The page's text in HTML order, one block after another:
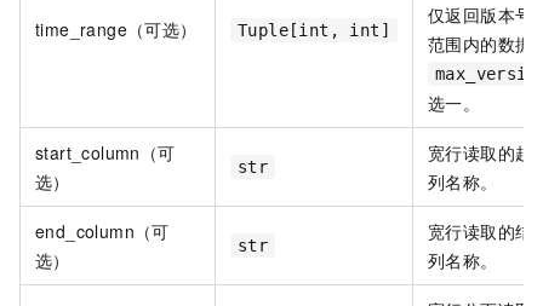
time_range（可选） Tuple[int, int]
仅返回版本号
范围内的数据
选一。
start_column（可
选）
str
宽行读取的起
列名称。
end_column（可
选）
str
宽行读取的结
列名称。